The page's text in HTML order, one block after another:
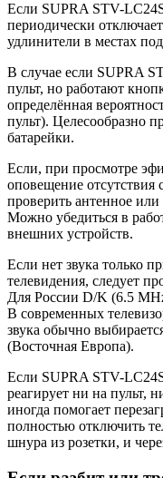
Если SUPRA STV-
периодически
удлинители в местах
В случае если SUPRA
пульт, но работают
определённая
пульт). Целесообразно
батарейки.
Если, при просмотре
оповещение отсутствия
проверить антенное
Можно убедиться в
внешних устройств.
Если нет звука только
телевидения, следует
Для России D/K (6.5
В современных
звука обычно
(Восточная Европа).
Если SUPRA STV-
реагирует ни на пульт,
иногда помогает
полностью отключить
шнура из розетки, и